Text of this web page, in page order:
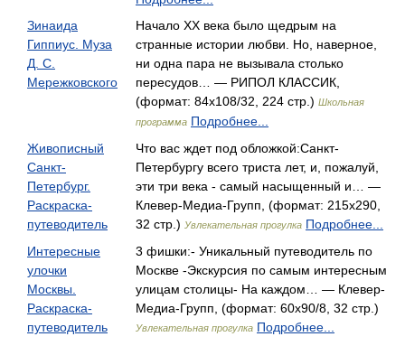
Зинаида
Гиппиус. Муза
Д. С.
Мережковского
Начало XX века было щедрым на
странные истории любви. Но, наверное,
ни одна пара не вызывала столько
пересудов… — РИПОЛ КЛАССИК,
(формат: 84x108/32, 224 стр.) Школьная
программа Подробнее...
Живописный
Санкт-
Петербург.
Раскраска-
путеводитель
Что вас ждет под обложкой:Санкт-
Петербургу всего триста лет, и, пожалуй,
эти три века - самый насыщенный и… —
Клевер-Медиа-Групп, (формат: 215x290,
32 стр.) Увлекательная прогулка Подробнее...
Интересные
улочки
Москвы.
Раскраска-
путеводитель
3 фишки:- Уникальный путеводитель по
Москве -Экскурсия по самым интересным
улицам столицы- На каждом… — Клевер-
Медиа-Групп, (формат: 60x90/8, 32 стр.)
Увлекательная прогулка Подробнее...